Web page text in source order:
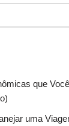
que
uma